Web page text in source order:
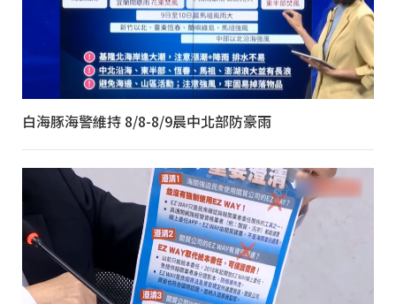
白海豚海警維持 8/8-8/9晨中北部防豪雨